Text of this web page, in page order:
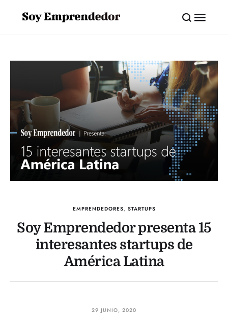
EMPRENDEDORES, STARTUPS
Soy Emprendedor presenta 15
interesantes startups de
América Latina
29 JUNIO, 2020